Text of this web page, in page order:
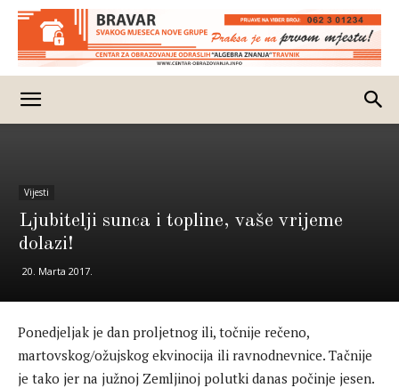
Vijesti
Ljubitelji sunca i topline, vaše vrijeme
dolazi!
20. Marta 2017.
Ponedjeljak je dan proljetnog ili, točnije rečeno,
martovskog/ožujskog ekvinocija ili ravnodnevnice. Tačnije
je tako jer na južnoj Zemljinoj polutki danas počinje jesen.